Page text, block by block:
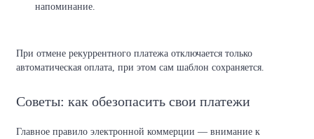
напоминание.
При отмене рекуррентного платежа отключается только
автоматическая оплата, при этом сам шаблон сохраняется.
Советы: как обезопасить свои платежи
Главное правило электронной коммерции — внимание к